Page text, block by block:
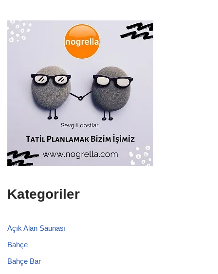
Kategoriler
Açık Alan Saunası
Bahçe
Bahçe Bar